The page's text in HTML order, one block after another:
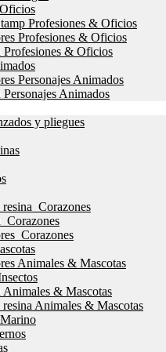
Profesiones & Oficios
Profesiones & Oficios
Profesiones & Oficios
Personajes Animados
Personajes Animados
y pliegues
Corazones
Corazones
Corazones
Animales & Mascotas
Animales & Mascotas
Animales & Mascotas